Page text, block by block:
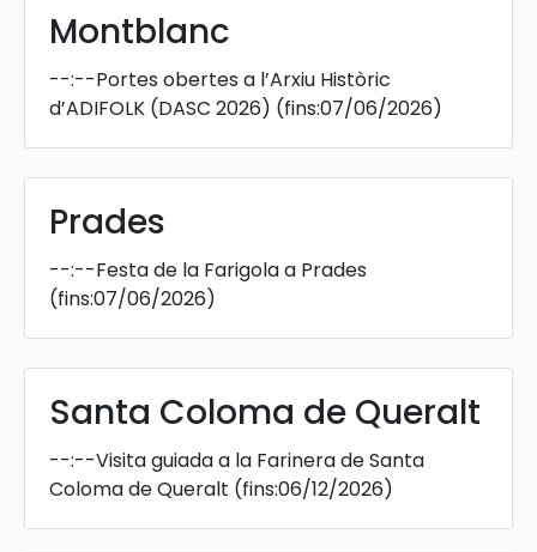
Montblanc
--:--Portes obertes a l’Arxiu Històric
d’ADIFOLK (DASC 2026) (fins:07/06/2026)
Prades
--:--Festa de la Farigola a Prades
(fins:07/06/2026)
Santa Coloma de Queralt
--:--Visita guiada a la Farinera de Santa
Coloma de Queralt (fins:06/12/2026)